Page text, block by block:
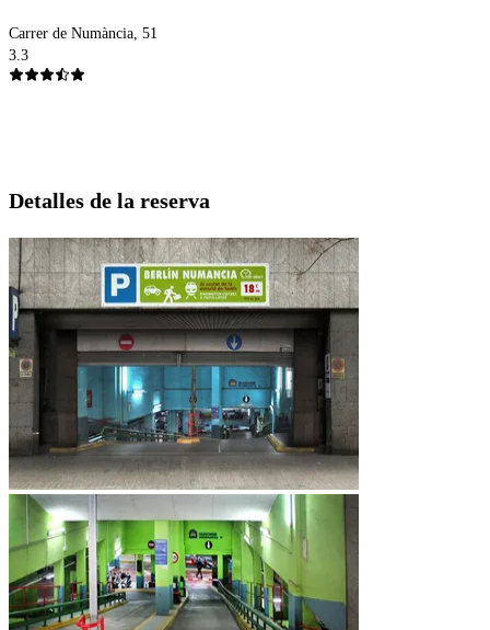
Carrer de Numància, 51
3.3
Detalles de la reserva